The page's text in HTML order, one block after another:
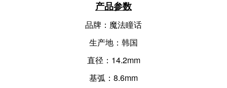
产品参数
品牌：魔法瞳话
生产地：韩国
直径：14.2mm
基弧：8.6mm